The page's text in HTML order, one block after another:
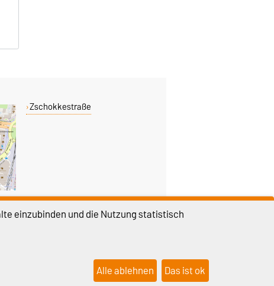
Zschokkestraße
Sitemap
einzubinden und die Nutzung statistisch
Alle ablehnen Das ist ok